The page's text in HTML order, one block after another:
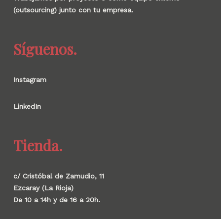
(outsourcing) junto con tu empresa.
Síguenos.
Instagram
LinkedIn
Tienda.
c/ Cristóbal de Zamudio, 11
Ezcaray (La Rioja)
De 10 a 14h y de 16 a 20h.